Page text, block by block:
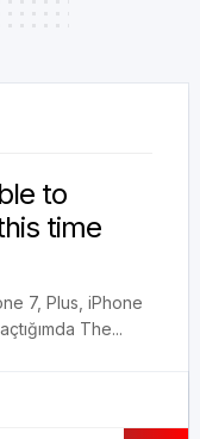
to
time
7, Plus, iPhone
The...